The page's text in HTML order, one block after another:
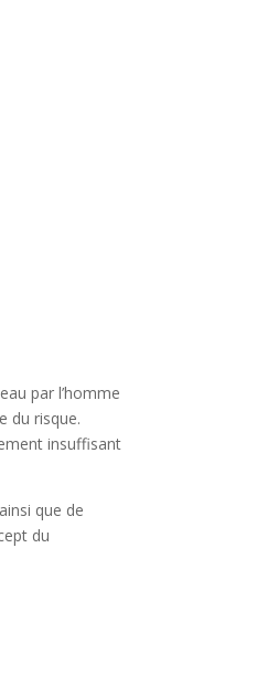
par l’homme
du risque.
insuffisant
que de
du